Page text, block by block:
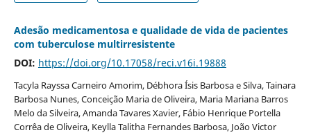
Adesão medicamentosa e qualidade de vida de pacientes
com tuberculose multirresistente
DOI: https://doi.org/10.17058/reci.v16i.19888
Tacyla Rayssa Carneiro Amorim, Débhora Ísis Barbosa e Silva, Tainara
Barbosa Nunes, Conceição Maria de Oliveira, Maria Mariana Barros
Melo da Silveira, Amanda Tavares Xavier, Fábio Henrique Portella
Corrêa de Oliveira, Keylla Talitha Fernandes Barbosa, João Victor